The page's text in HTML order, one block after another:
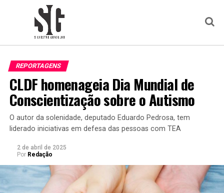
REPORTAGENS
CLDF homenageia Dia Mundial de
Conscientização sobre o Autismo
O autor da solenidade, deputado Eduardo Pedrosa, tem
liderado iniciativas em defesa das pessoas com TEA
2 de abril de 2025
Por Redação